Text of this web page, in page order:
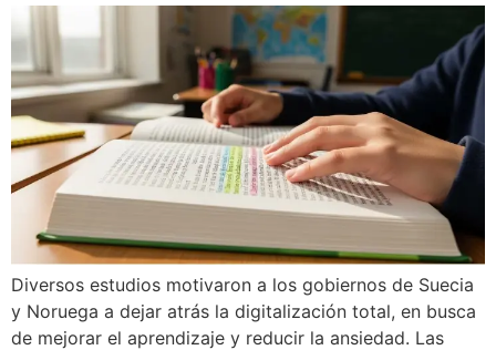
Diversos estudios motivaron a los gobiernos de Suecia
y Noruega a dejar atrás la digitalización total, en busca
de mejorar el aprendizaje y reducir la ansiedad. Las